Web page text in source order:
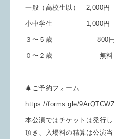
一般（高校生以） 2,000円
小中学生 1,000円
３〜５歳 800円
０〜２歳 無料
🎄ご予約フォーム
https://forms.gle/
本公演ではチケットは発行
頂き、入場料の精算は公演